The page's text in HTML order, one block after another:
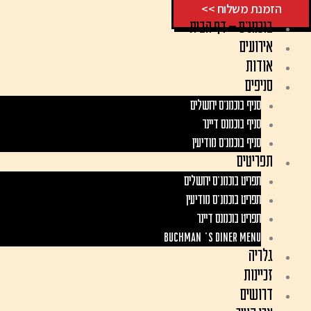
לתוכן
הזמנת משלוח >>
בוכמנ'ס – דף הבית
אירועים
אודות
סניפים
סניף בוכמנ׳ס ירושלים
סניף בוכמנס דיינר
סניף בוכמנ׳ס מודיעין
תפריטים
תפריט בוכמנ'ס ירושלים
תפריט בוכמנ'ס מודיעין
תפריט בוכמנס דיינר
Buchman’s Diner Menu
גלריה
זכיינות
דרושים